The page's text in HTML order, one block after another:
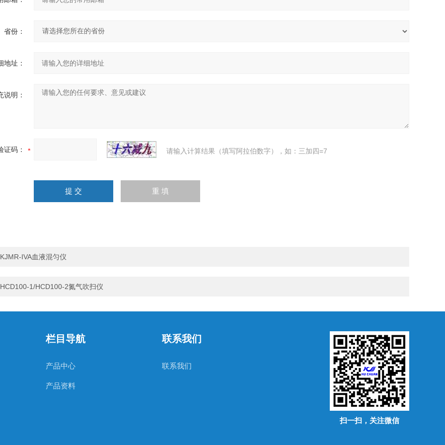
省份：
地址：
说明：
证码： 请输入计算结果（填写阿拉伯数字），如：三加四=7
KJMR-IVA血液混匀仪
HCD100-1/HCD100-2氮气吹扫仪
栏目导航
产品中心
产品资料
联系我们
联系我们
扫一扫，关注微信